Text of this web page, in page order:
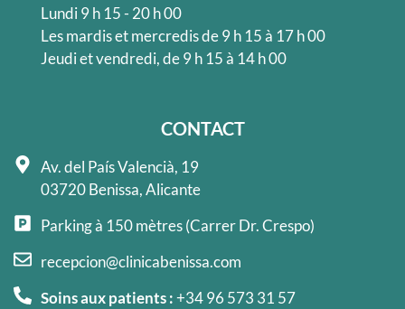
Lundi 9 h 15 - 20 h 00
Les mardis et mercredis de 9 h 15 à 17 h 00
Jeudi et vendredi, de 9 h 15 à 14 h 00
CONTACT
Av. del País Valencià, 19
03720 Benissa, Alicante
Parking à 150 mètres (Carrer Dr. Crespo)
recepcion@clinicabenissa.com
Soins aux patients :+34 96 573 31 57